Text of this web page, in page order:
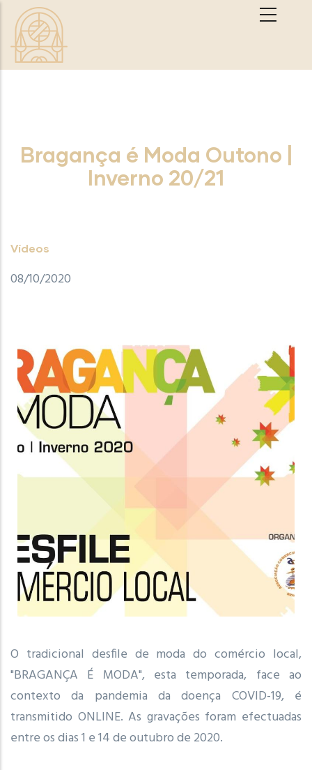
Passar para o conteúdo principal
Bragança é Moda Outono |
Inverno 20/21
Vídeos
08/10/2020
O tradicional desfile de moda do comércio local,
"BRAGANÇA É MODA", esta temporada, face ao
contexto da pandemia da doença COVID-19, é
transmitido ONLINE. As gravações foram efectuadas
entre os dias 1 e 14 de outubro de 2020.